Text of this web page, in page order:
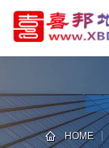
页
中
心
技
术
HOME